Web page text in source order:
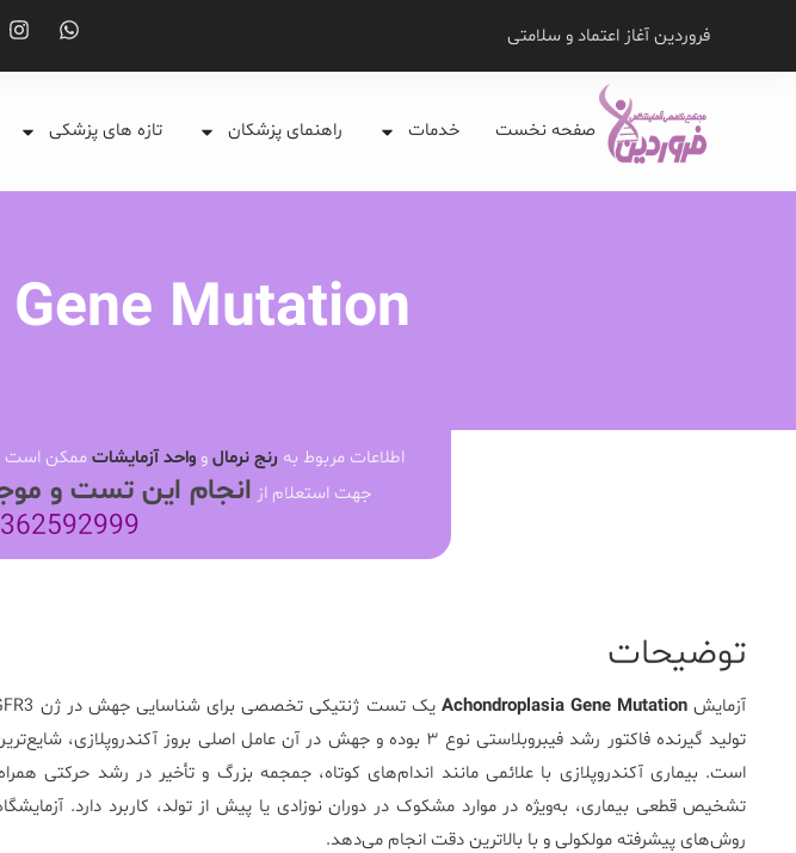
فروردین آغاز اعتماد و سلامتی
صفحه نخست خدمات راهنمای پزشکان تازه های پزشکی
Mutation
اطلاعات مربوط به رنج نرمالوواحد آزمایشاتممکن است
جهت استعلام از انجام این تست و
توضیحات
آزمایش Achondroplasia Gene Mutation یکتست ژنتیکی تخصصی برایشناساییجهشدرژن
تولید گیرندهفاکتور رشد فیبروبلاستی نوع ۳ بودهوجهش در آنعاملاصلی بروزآکندروپلازی،
است. بیماریآکندروپلازی با علائمیمانند اندام‌های کوتاه،جمجمه بزرگ و تأخیردر رشد حرکتی
تشخیصقطعی بیماری، به‌ویژه درمواردمشکوک در دوران نوزادییا پیش ازتولد، کاربرد دارد.
روش‌هایپیشرفتهمولکولیو با بالاتریندقتانجاممی‌دهد.